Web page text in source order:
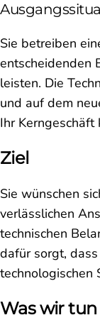
Sie betreiben
entscheidenden
leisten. Die
und auf dem
Ihr Kerngeschäft
Ziel
Sie wünschen
verlässlichen
technischen
dafür sorgt,
technologischen
Was wir tun